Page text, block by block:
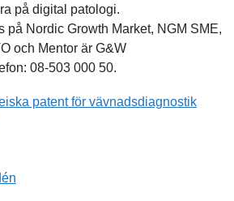
på digital patologi.
på Nordic Growth Market, NGM SME,
och Mentor är G&W
08-503 000 50.
patent för vävnadsdiagnostik